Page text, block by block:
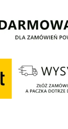
BULL
Devil